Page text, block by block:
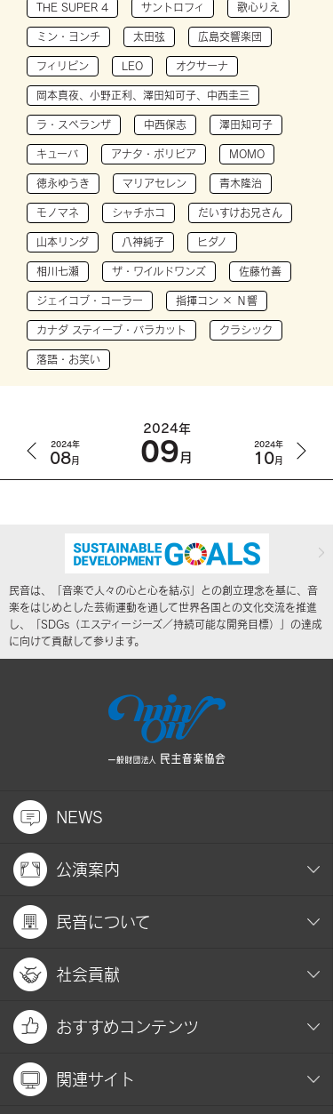
THE SUPER 4 サントロフィ 歌心りえ
ミン・ヨンチ 太田弦 広島交響楽団
フィリピン LEO オクサーナ
岡本真夜、小野正利、澤田知可子、中西圭三
ラ・スペランザ 中西保志 澤田知可子
キューバ アナタ・ボリビア MOMO
徳永ゆうき マリアセレン 青木隆治
モノマネ シャチホコ だいすけお兄さん
山本リンダ 八神純子 ヒダノ
相川七瀬 ザ・ワイルドワンズ 佐藤竹善
ジェイコブ・コーラー 指揮コン × Ｎ響
カナダ スティーブ・バラカット クラシック
落語・お笑い
2024年
08月
2024年
09月
2024年
10月
民音は、「音楽で人々の心と心を結ぶ」との創立理念を基に、音
楽をはじめとした芸術運動を通して世界各国との文化交流を推進
し、「SDGs（エスディージーズ／持続可能な開発目標）」の達成
に向けて貢献して参ります。
NEWS
公演案内
民音について
社会貢献
おすすめコンテンツ
関連サイト